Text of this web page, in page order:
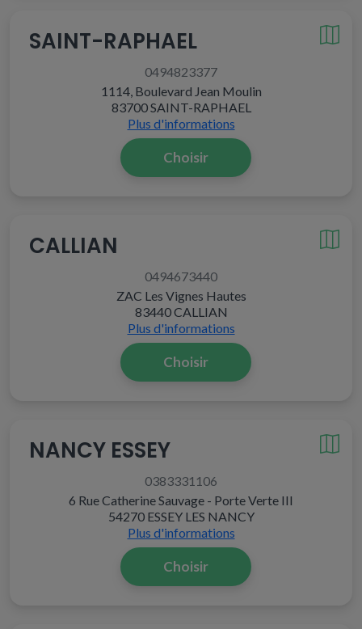
SAINT-RAPHAEL
0494823377
1114, Boulevard Jean Moulin
83700 SAINT-RAPHAEL
Plus d'informations
Choisir
CALLIAN
0494673440
ZAC Les Vignes Hautes
83440 CALLIAN
Plus d'informations
Choisir
NANCY ESSEY
0383331106
6 Rue Catherine Sauvage - Porte Verte III
54270 ESSEY LES NANCY
Plus d'informations
Choisir